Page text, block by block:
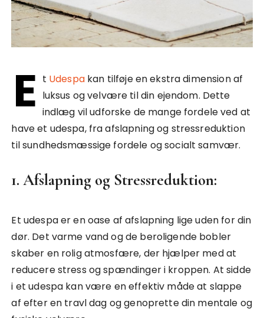
E t Udespakan tilføje en ekstra dimension af
luksus og velvære til din ejendom. Dette
indlæg vil udforske de mange fordele ved at
have et udespa, fra afslapning og stressreduktion
til sundhedsmæssige fordele og socialt samvær.
1. Afslapning og Stressreduktion:
Et udespa er en oase af afslapning lige uden for din
dør. Det varme vand og de beroligende bobler
skaber en rolig atmosfære, der hjælper med at
reducere stress og spændinger i kroppen. At sidde
i et udespa kan være en effektiv måde at slappe
af efter en travl dag og genoprette din mentale og